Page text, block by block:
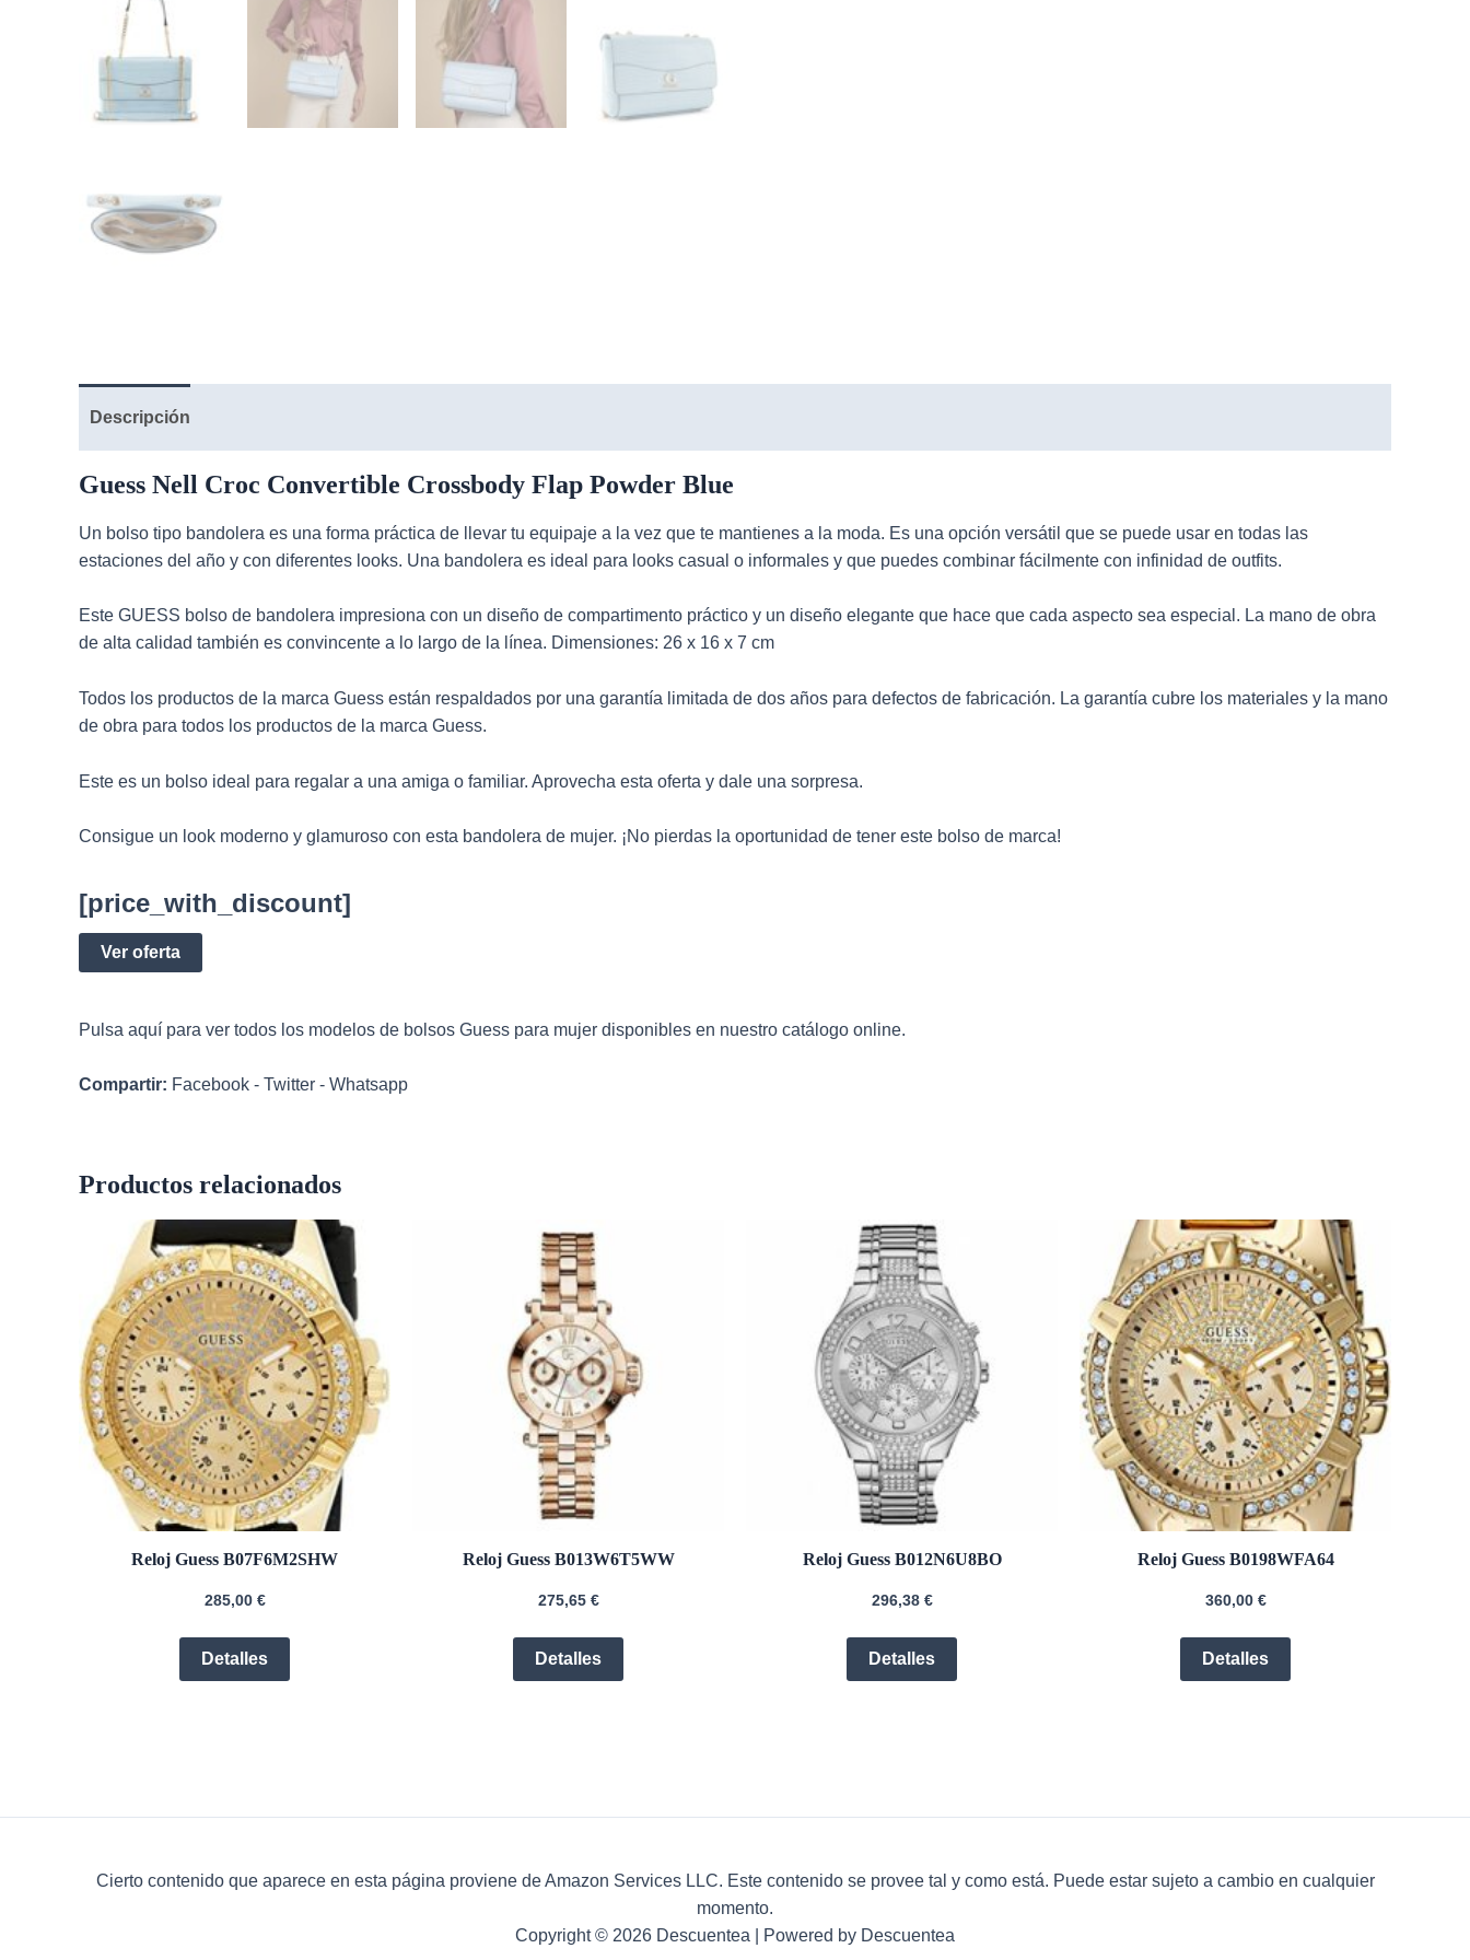
Descripción
Guess Nell Croc Convertible Crossbody Flap Powder Blue
Un bolso tipo bandolera es una forma práctica de llevar tu equipaje a la vez que te mantienes a la moda. Es una opción versátil que se puede usar en todas las
estaciones del año y con diferentes looks. Una bandolera es ideal para looks casual o informales y que puedes combinar fácilmente con infinidad de outfits.
Este GUESS bolso de bandolera impresiona con un diseño de compartimento práctico y un diseño elegante que hace que cada aspecto sea especial. La mano de obra
de alta calidad también es convincente a lo largo de la línea. Dimensiones: 26 x 16 x 7 cm
Todos los productos de la marca Guess están respaldados por una garantía limitada de dos años para defectos de fabricación. La garantía cubre los materiales y la mano
de obra para todos los productos de la marca Guess.
Este es un bolso ideal para regalar a una amiga o familiar. Aprovecha esta oferta y dale una sorpresa.
Consigue un look moderno y glamuroso con esta bandolera de mujer. ¡No pierdas la oportunidad de tener este bolso de marca!
[price_with_discount]
Ver oferta
Pulsa aquí para ver todos los modelos de bolsos Guess para mujer disponibles en nuestro catálogo online.
Compartir: Facebook - Twitter - Whatsapp
Productos relacionados
Reloj Guess B07F6M2SHW
285,00 €
Detalles
Reloj Guess B013W6T5WW
275,65 €
Detalles
Reloj Guess B012N6U8BO
296,38 €
Detalles
Reloj Guess B0198WFA64
360,00 €
Detalles
Cierto contenido que aparece en esta página proviene de Amazon Services LLC. Este contenido se provee tal y como está. Puede estar sujeto a cambio en cualquier
momento.
Copyright © 2026 Descuentea | Powered by Descuentea